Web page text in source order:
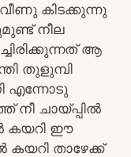
വീണു കിടക്കുന്നു
നീല
ആ
തുളുമ്പി
എന്നോടു
ചായ്പ്പിൽ
കയറി ഈ
കയറി താഴേക്ക്